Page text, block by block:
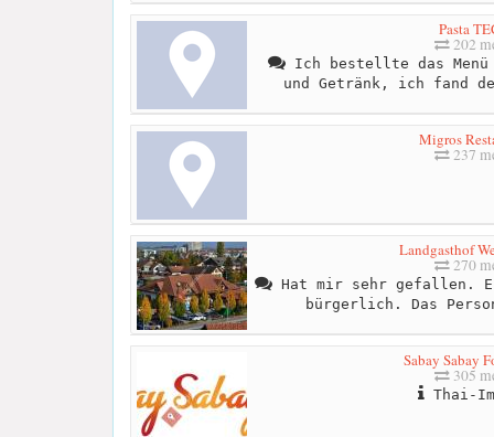
Pasta
202
Ich bestellte das Menü
und Getränk, ich fand
Migros
237
Landgasthof
270
Hat mir sehr gefallen.
bürgerlich. Das
Sabay Sabay
305
Thai-